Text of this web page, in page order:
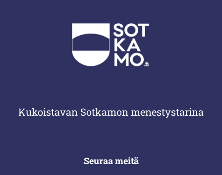
Kukoistavan Sotkamon menestystarina
Seuraa meitä